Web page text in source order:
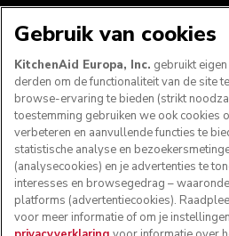
VOLG
Gebruik van cookies
KitchenAid Europa, Inc. gebruikt
derden om de functionaliteit van de site
browse-ervaring te bieden (strikt
toestemming gebruiken we ook cookies
verbeteren en aanvullende functies te
statistische analyse en
(analysecookies) en je advertenties te
interesses en browsegedrag –
platforms (advertentiecookies).
voor meer informatie of om je